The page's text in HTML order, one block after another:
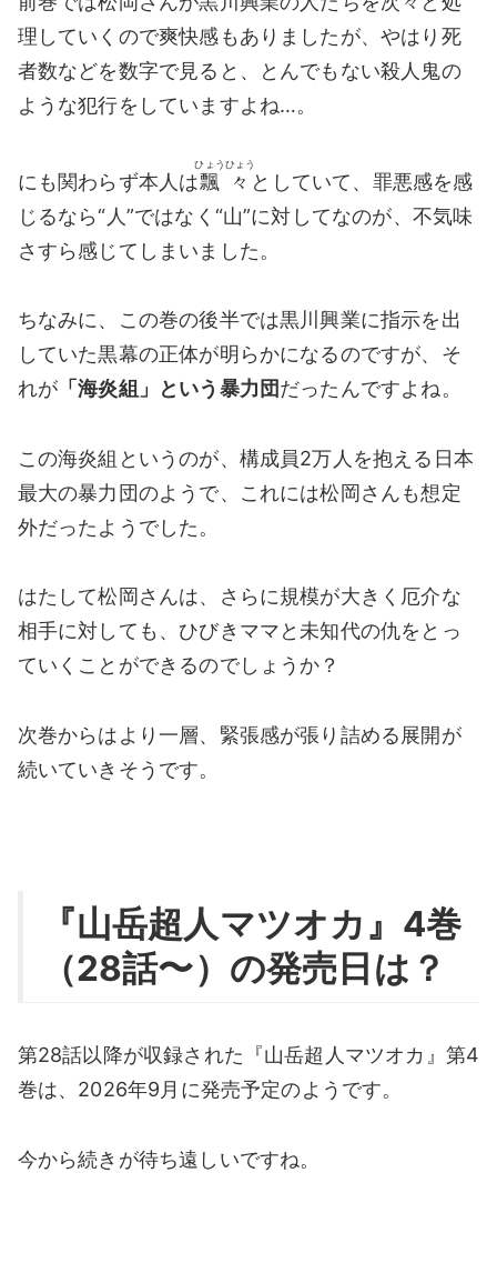
理していくので爽快感もありましたが、やはり死
者数などを数字で見ると、とんでもない殺人鬼の
ような犯行をしていますよね…。
にも関わらず本人は飄々
ひょうひょう
としていて、罪悪感を感
じるなら“人”ではなく“山”に対してなのが、不気味
さすら感じてしまいました。
ちなみに、この巻の後半では黒川興業に指示を出
していた黒幕の正体が明らかになるのですが、そ
れが 「海炎組」という暴力団だったんですよね。
この海炎組というのが、構成員2万人を抱える日本
最大の暴力団のようで、これには松岡さんも想定
外だったようでした。
はたして松岡さんは、さらに規模が大きく厄介な
相手に対しても、ひびきママと未知代の仇をとっ
ていくことができるのでしょうか？
次巻からはより一層、緊張感が張り詰める展開が
続いていきそうです。
『山岳超人マツオカ』4巻
（28話〜）の発売日は？
第28話以降が収録された『山岳超人マツオカ』第4
巻は、2026年9月に発売予定のようです。
今から続きが待ち遠しいですね。